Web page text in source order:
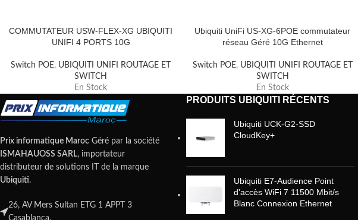
COMMUTATEUR USW-FLEX-XG UBIQUITI
UNIFI 4 PORTS 10G
Switch POE, UBIQUITI UNIFI ROUTAGE ET
SWITCH
En Stock
Ubiquiti UniFi US-XG-6POE commutateur
réseau Géré 10G Ethernet
Switch POE, UBIQUITI UNIFI ROUTAGE ET
SWITCH
En Stock
Prix informatique Maroc Géré par la société
ISMAHAUOSS SARL, importateur
distributeur de solutions IT de la marque
Ubiquiti.
26, AV Mers Sultan ETG 1 APPT 3
Casablanca.
PRODUITS UBIQUITI RÉCENTS
Ubiquiti UCK-G2-SSD
CloudKey+
Ubiquiti E7-Audience Point
d'accès WiFi 7 11500 Mbit/s
Blanc Connexion Ethernet